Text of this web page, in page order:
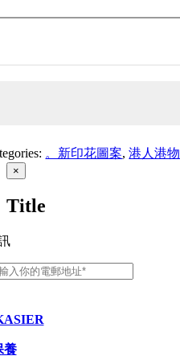
。新印花圖案,港人港物
Close
product
view
×
Title
養